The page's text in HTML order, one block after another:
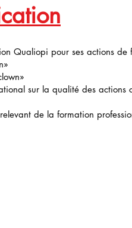
Qualiopi pour ses actions de
sur la qualité des actions
de la formation